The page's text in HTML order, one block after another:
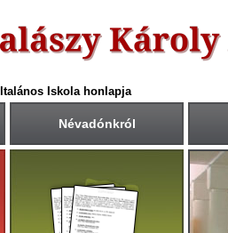
Iskola honlapja
Névadónkról
Első tanítási nap:
2025. szeptember 1. (hétfő)
Utolsó tanítási nap:
2026. június 19. (péntek)